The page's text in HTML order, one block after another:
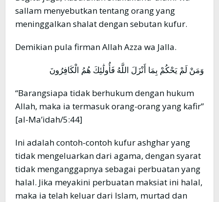
sallam menyebutkan tentang orang yang
meninggalkan shalat dengan sebutan kufur.
Demikian pula firman Allah Azza wa Jalla.
وَمَنْ لَمْ يَحْكُمْ بِمَا أَنْزَلَ اللَّهُ فَأُولَٰئِكَ هُمُ الْكَافِرُونَ
“Barangsiapa tidak berhukum dengan hukum
Allah, maka ia termasuk orang-orang yang kafir”
[al-Ma’idah/5:44]
Ini adalah contoh-contoh kufur ashghar yang
tidak mengeluarkan dari agama, dengan syarat
tidak menganggapnya sebagai perbuatan yang
halal. Jika meyakini perbuatan maksiat ini halal,
maka ia telah keluar dari Islam, murtad dan